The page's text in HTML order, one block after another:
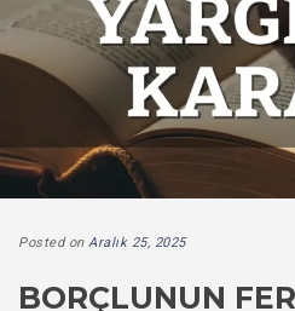
Posted on Aralık 25, 2025
BORÇLUNUN